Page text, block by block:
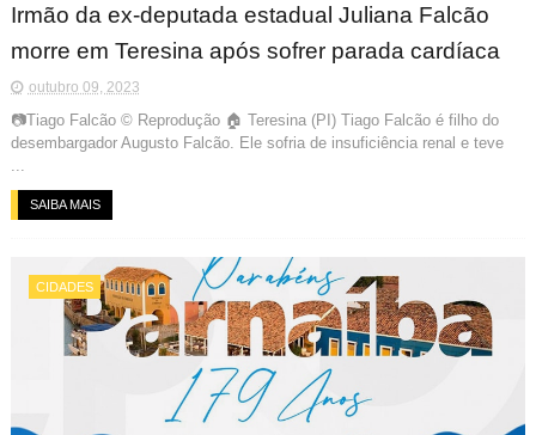
Irmão da ex-deputada estadual Juliana Falcão
morre em Teresina após sofrer parada cardíaca
outubro 09, 2023
📷Tiago Falcão © Reprodução 🏠 Teresina (PI) Tiago Falcão é filho do
desembargador Augusto Falcão. Ele sofria de insuficiência renal e teve
SAIBA MAIS
CIDADES